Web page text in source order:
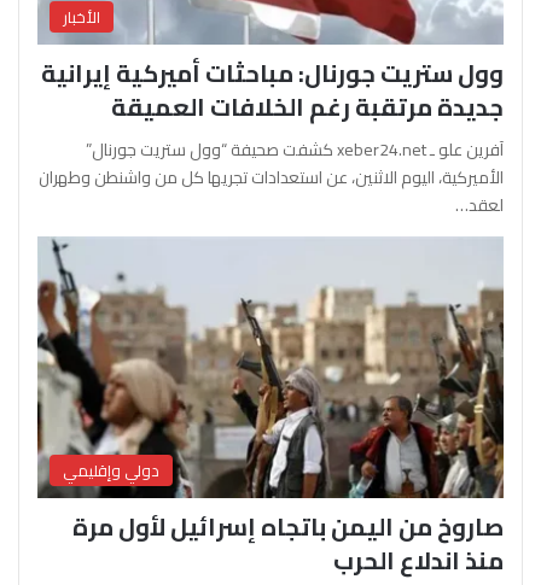
الأخبار
وول ستريت جورنال: مباحثات أميركية إيرانية
جديدة مرتقبة رغم الخلافات العميقة
آفرين علو ـ xeber24.net كشفت صحيفة “وول ستريت جورنال”
الأميركية، اليوم الاثنين، عن استعدادات تجريها كل من واشنطن وطهران
لعقد…
دولي وإقليمي
صاروخ من اليمن باتجاه إسرائيل لأول مرة
منذ اندلاع الحرب